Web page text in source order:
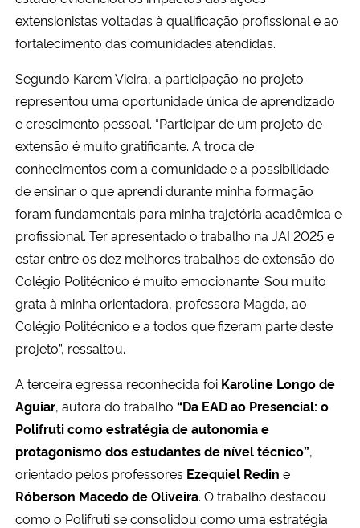
extensionistas voltadas à qualificação profissional e ao
fortalecimento das comunidades atendidas.
Segundo Karem Vieira, a participação no projeto
representou uma oportunidade única de aprendizado
e crescimento pessoal. “Participar de um projeto de
extensão é muito gratificante. A troca de
conhecimentos com a comunidade e a possibilidade
de ensinar o que aprendi durante minha formação
foram fundamentais para minha trajetória acadêmica e
profissional. Ter apresentado o trabalho na JAI 2025 e
estar entre os dez melhores trabalhos de extensão do
Colégio Politécnico é muito emocionante. Sou muito
grata à minha orientadora, professora Magda, ao
Colégio Politécnico e a todos que fizeram parte deste
projeto”, ressaltou.
A terceira egressa reconhecida foi Karoline Longo de
Aguiar, autora do trabalho “Da EAD ao Presencial: o
Polifruti como estratégia de autonomia e
protagonismo dos estudantes de nível técnico”,
orientado pelos professores Ezequiel Redin e
Róberson Macedo de Oliveira. O trabalho destacou
como o Polifruti se consolidou como uma estratégia